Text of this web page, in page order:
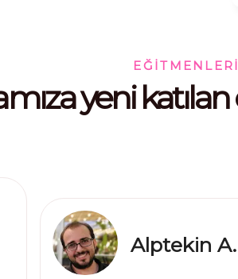
yeni
Alptekin A.